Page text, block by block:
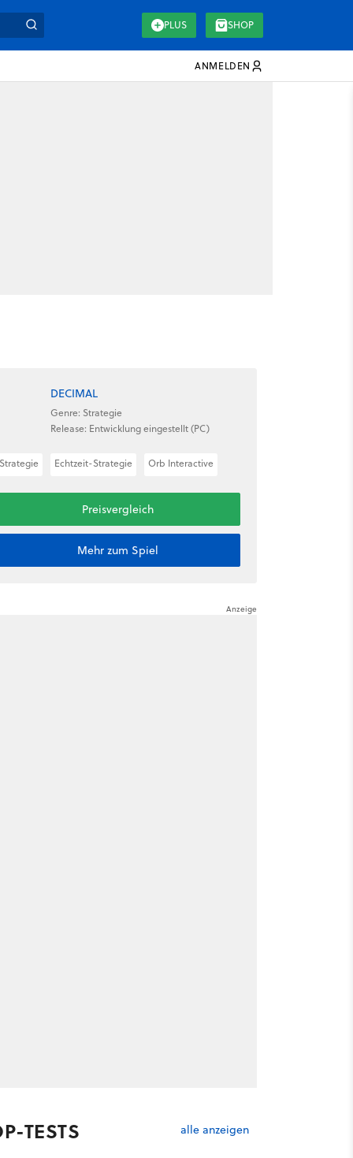
PLUS SHOP
ANMELDEN
DECIMAL
Genre: Strategie
Release: Entwicklung eingestellt (PC)
Strategie Echtzeit-Strategie Orb Interactive
Preisvergleich
Mehr zum Spiel
TESTS alle anzeigen